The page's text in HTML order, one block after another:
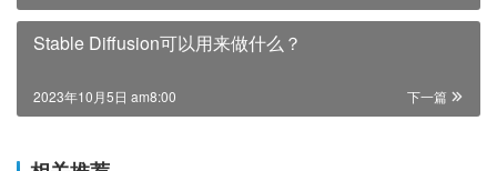
Stable Diffusion可以用来做什么？
下一篇
2023年10月5日 am8:00